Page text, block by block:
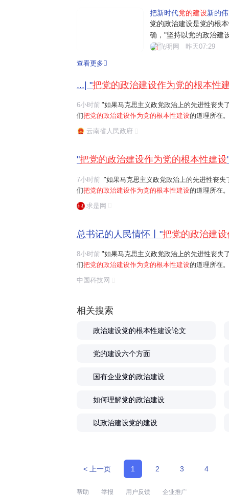
把新时代党的建设新的
党的政治建设是党的根
确，"坚持以党的政治建
为核心的党中央把党的
光明网 昨天07:29
查看更多
...| "把党的政治建设作为党的根本性
6小时前 "如果马克思主义政党政治上的先进性丧失
们把党的政治建设作为党的根本性建设的道理所在
任务是保证全党服从中央,坚持党中央权威和集中
云南省人民政府
"把党的政治建设作为党的根本性建设
7小时前
们把党的政治建设作为党的根本性建设的道理所在。"习近
任务是保证全党服从中央,坚持党中央权威和集中统
求是网
总书记的人民情怀丨"把党的政治建
8小时前 "如果马克思主义政党政治上的先进性丧失
们把党的政治建设作为党的根本性建设的道理所在
任务是保证全党服从中央,坚持党中央权威和集中
中国科技网
相关搜索
政治建设党的根本性建设论文
党的建设六个方面
国有企业党的政治建设
如何理解党的政治建设
以政治建设党的建设
< 上一页 1 2 3 4
帮助 举报 用户反馈 企业推广